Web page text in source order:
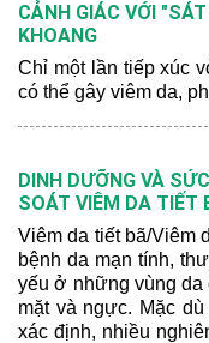
CẢNH GIÁC VỚI
KHOANG
Chỉ một lần tiếp xúc
có thể gây viêm da,
DINH DƯỠNG VÀ
SOÁT VIÊM DA TIẾT
Viêm da tiết bã/Viêm
bệnh da mạn tính,
yếu ở những vùng da
mặt và ngực. Mặc
xác định, nhiều